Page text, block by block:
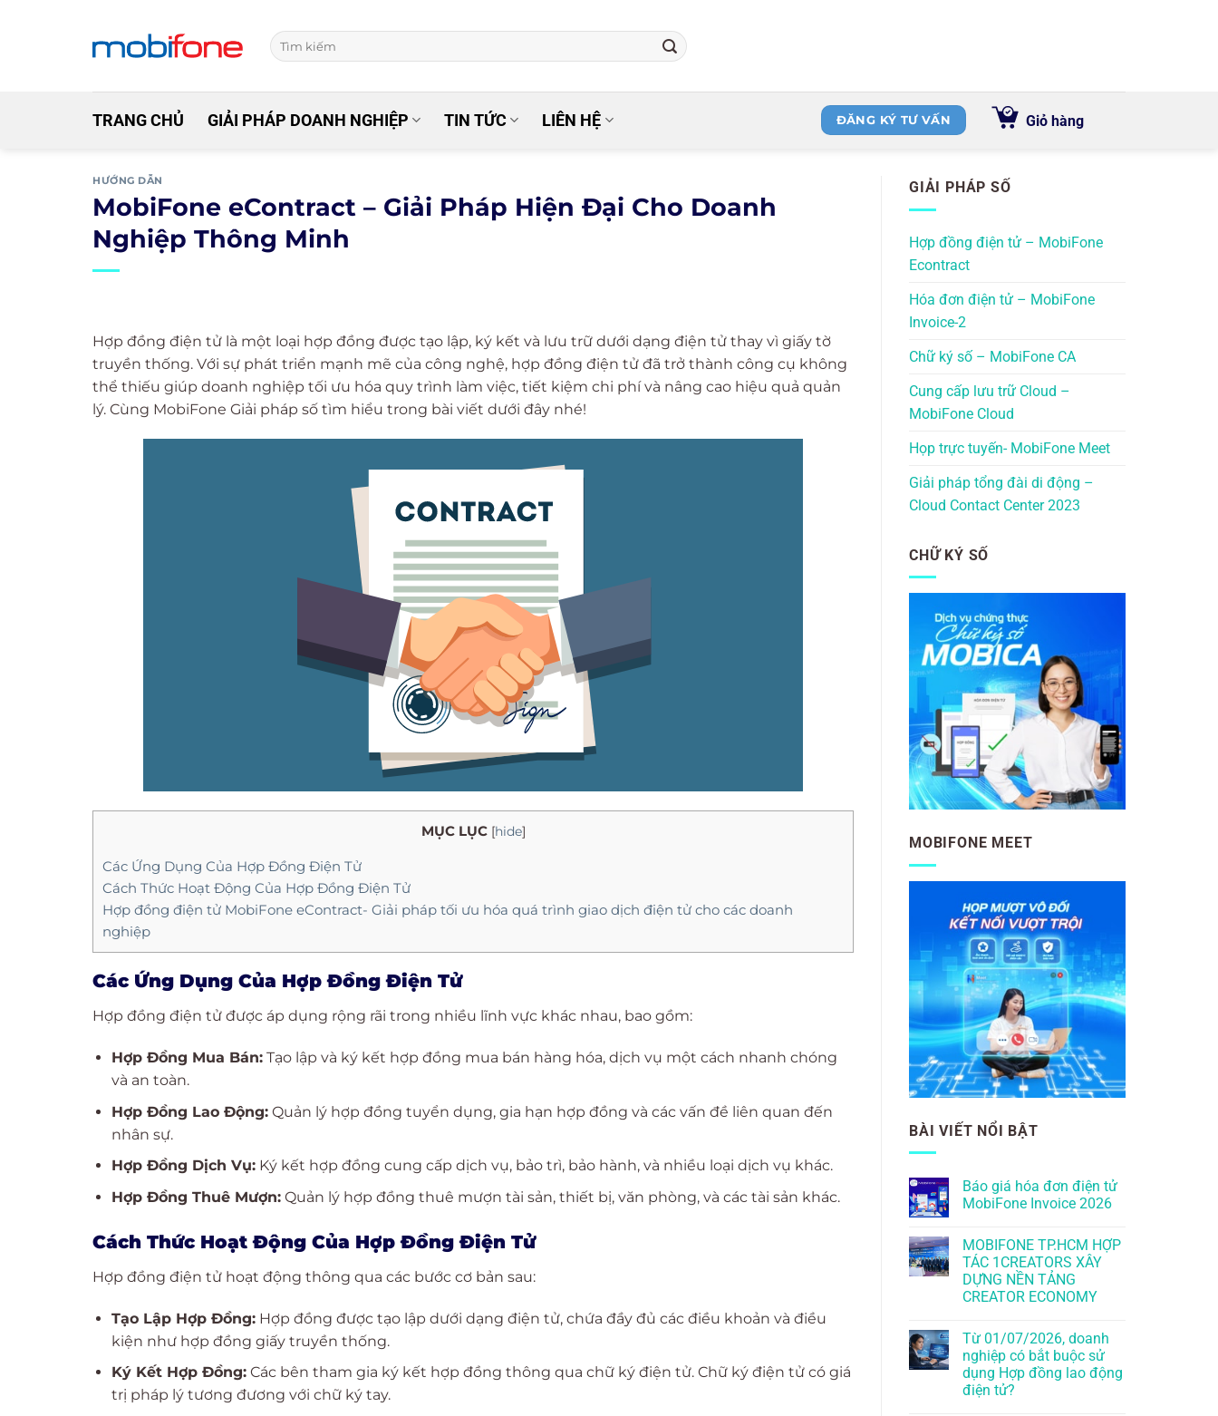
TRANG CHỦ GIẢI PHÁP DOANH NGHIỆP TIN TỨC LIÊN HỆ ĐĂNG KÝ TƯ VẤN Giỏ hàng
HƯỚNG DẪN
MobiFone eContract – Giải Pháp Hiện Đại Cho Doanh
Nghiệp Thông Minh
Hợp đồng điện tử là một loại hợp đồng được tạo lập, ký kết và lưu trữ dưới dạng điện tử thay vì giấy tờ
truyền thống. Với sự phát triển mạnh mẽ của công nghệ, hợp đồng điện tử đã trở thành công cụ không
thể thiếu giúp doanh nghiệp tối ưu hóa quy trình làm việc, tiết kiệm chi phí và nâng cao hiệu quả quản
lý. Cùng MobiFone Giải pháp số tìm hiểu trong bài viết dưới đây nhé!
MỤC LỤC [hide]
Các Ứng Dụng Của Hợp Đồng Điện Tử
Cách Thức Hoạt Động Của Hợp Đồng Điện Tử
Hợp đồng điện tử MobiFone eContract- Giải pháp tối ưu hóa quá trình giao dịch điện tử cho các doanh
nghiệp
Các Ứng Dụng Của Hợp Đồng Điện Tử
Hợp đồng điện tử được áp dụng rộng rãi trong nhiều lĩnh vực khác nhau, bao gồm:
Hợp Đồng Mua Bán:Tạo lập và ký kết hợp đồng mua bán hàng hóa, dịch vụ một cách nhanh chóng
và an toàn.
Hợp Đồng Lao Động:Quản lý hợp đồng tuyển dụng, gia hạn hợp đồng và các vấn đề liên quan đến
nhân sự.
Hợp Đồng Dịch Vụ:Ký kết hợp đồng cung cấp dịch vụ, bảo trì, bảo hành, và nhiều loại dịch vụ khác.
Hợp Đồng Thuê Mượn:Quản lý hợp đồng thuê mượn tài sản, thiết bị, văn phòng, và các tài sản khác.
Cách Thức Hoạt Động Của Hợp Đồng Điện Tử
Hợp đồng điện tử hoạt động thông qua các bước cơ bản sau:
Tạo Lập Hợp Đồng:Hợp đồng được tạo lập dưới dạng điện tử, chứa đầy đủ các điều khoản và điều
kiện như hợp đồng giấy truyền thống.
Ký Kết Hợp Đồng:Các bên tham gia ký kết hợp đồng thông qua chữ ký điện tử. Chữ ký điện tử có giá
trị pháp lý tương đương với chữ ký tay.
GIẢI PHÁP SỐ
Hợp đồng điện tử – MobiFone
Econtract
Hóa đơn điện tử – MobiFone
Invoice-2
Chữ ký số – MobiFone CA
Cung cấp lưu trữ Cloud –
MobiFone Cloud
Họp trực tuyến- MobiFone Meet
Giải pháp tổng đài di động –
Cloud Contact Center 2023
CHỮ KÝ SỐ
MOBIFONE MEET
BÀI VIẾT NỔI BẬT
Báo giá hóa đơn điện tử
MobiFone Invoice 2026
MOBIFONE TP.HCM HỢP
TÁC 1CREATORS XÂY
DỰNG NỀN TẢNG
CREATOR ECONOMY
Từ 01/07/2026, doanh
nghiệp có bắt buộc sử
dụng Hợp đồng lao động
điện tử?